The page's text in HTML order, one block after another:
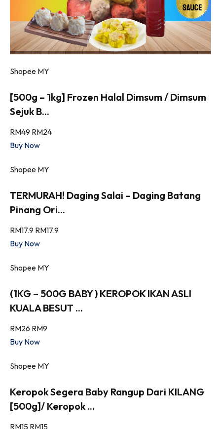
Shopee MY
[500g – 1kg] Frozen Halal Dimsum / Dimsum
Sejuk B...
RM49 RM24
Buy Now
Shopee MY
TERMURAH! Daging Salai – Daging Batang
Pinang Ori...
RM17.9 RM17.9
Buy Now
Shopee MY
(1KG – 500G BABY ) KEROPOK IKAN ASLI
KUALA BESUT ...
RM26 RM9
Buy Now
Shopee MY
Keropok Segera Baby Rangup Dari KILANG
[500g]/ Keropok ...
RM15 RM15